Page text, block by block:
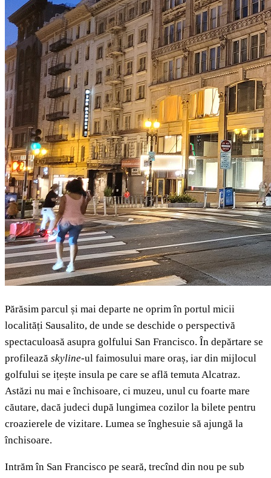
Părăsim parcul și mai departe ne oprim în portul micii
localități Sausalito, de unde se deschide o perspectivă
spectaculoasă asupra golfului San Francisco. În depărtare se
profilează skyline-ul faimosului mare oraș, iar din mijlocul
golfului se ițește insula pe care se află temuta Alcatraz.
Astăzi nu mai e închisoare, ci muzeu, unul cu foarte mare
căutare, dacă judeci după lungimea cozilor la bilete pentru
croazierele de vizitare. Lumea se înghesuie să ajungă la
închisoare.
Intrăm în San Francisco pe seară, trecînd din nou pe sub